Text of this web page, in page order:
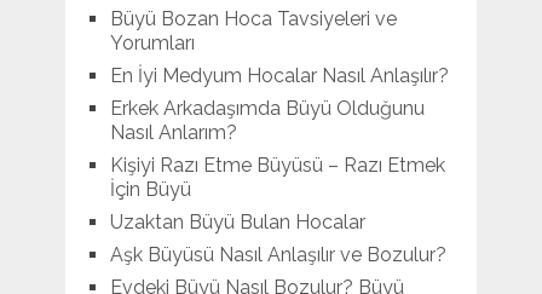
Büyü Bozan Hoca Tavsiyeleri ve
Yorumları
En İyi Medyum Hocalar Nasıl Anlaşılır?
Erkek Arkadaşımda Büyü Olduğunu
Nasıl Anlarım?
Kişiyi Razı Etme Büyüsü – Razı Etmek
İçin Büyü
Uzaktan Büyü Bulan Hocalar
Aşk Büyüsü Nasıl Anlaşılır ve Bozulur?
Evdeki Büyü Nasıl Bozulur? Büyü